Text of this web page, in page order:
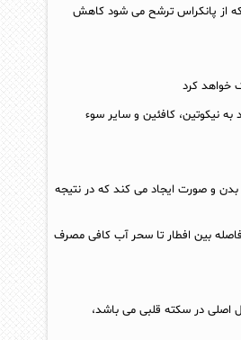
که از پانکراس ترشح می شود کاهش
خواهد کرد
به نیکوتین، کافئین و سایر سوء
بدن و صورت ایجاد می کند که در نتیجه
بین افطار تا سحر آب کافی مصرف
اصلی در سکته قلبی می باشد،